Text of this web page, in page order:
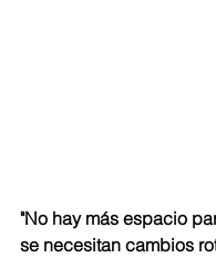
"No hay más espacio
se necesitan cambios